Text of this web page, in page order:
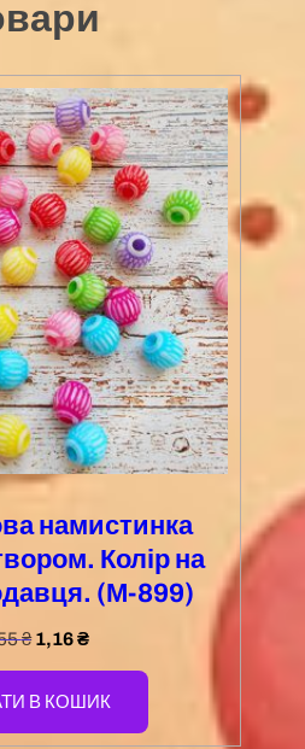
намистинка
Колір на
(М-899)
₴ 1,16₴
В КОШИК